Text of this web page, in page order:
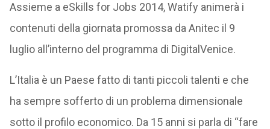
Assieme a eSkills for Jobs 2014, Watify animerà i
contenuti della giornata promossa da Anitec il 9
luglio all’interno del programma di DigitalVenice.
L’Italia è un Paese fatto di tanti piccoli talenti e che
ha sempre sofferto di un problema dimensionale
sotto il profilo economico. Da 15 anni si parla di “fare